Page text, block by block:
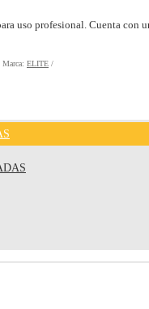
uso profesional. Cuenta
Marca: ELITE